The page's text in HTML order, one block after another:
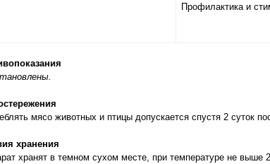
Профилактика и
мясо животных и птицы допускается спустя 2 суток
хранения
хранят в темном сухом месте, при температуре не выше